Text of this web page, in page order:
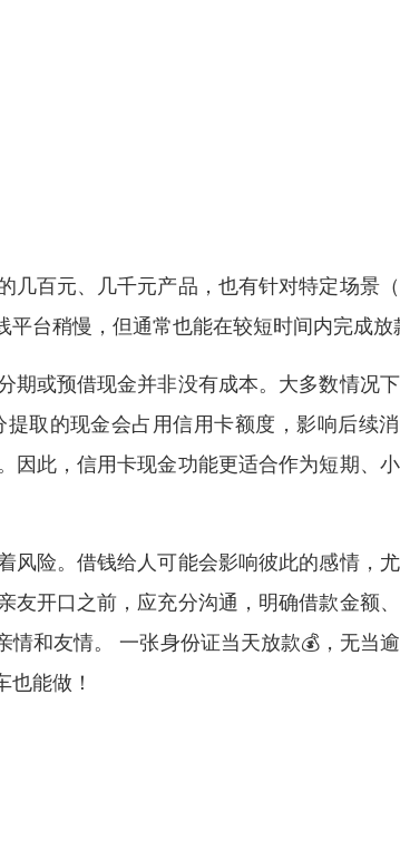
几百元、几千元产品，也有针对特定场景
台稍慢，但通常也能在较短时间内完成放
期或预借现金并非没有成本。大多数情况
取的现金会占用信用卡额度，影响后续
因此，信用卡现金功能更适合作为短期、
风险。借钱给人可能会影响彼此的感情，
友开口之前，应充分沟通，明确借款金额
和友情。 一张身份证当天放款💰，无当
能做！